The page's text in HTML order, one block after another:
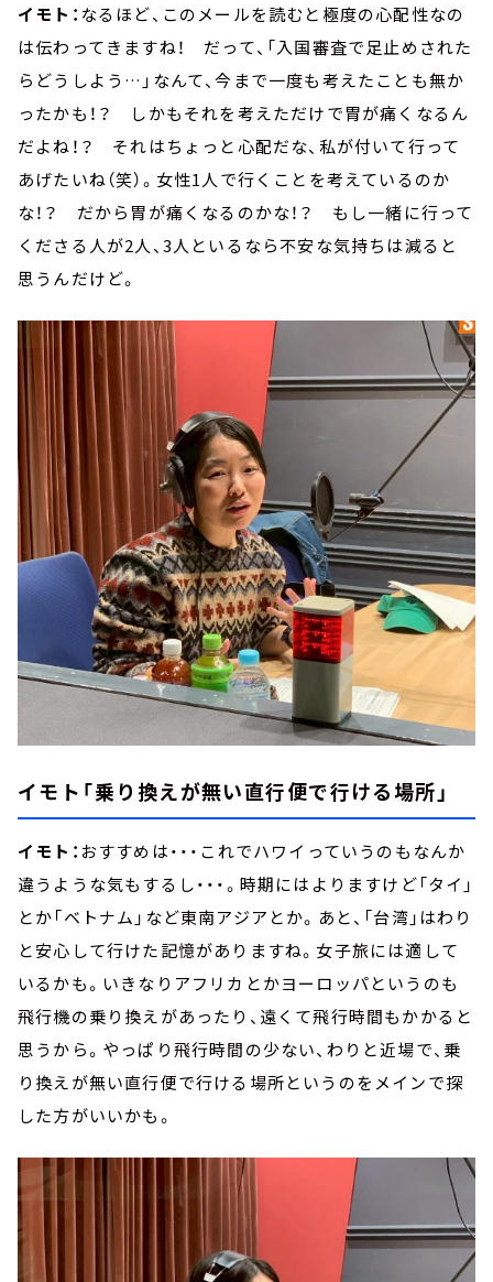
イモト： なるほど、このメールを読むと極度の心配性なの
は伝わってきますね！ だって、「入国審査で足止めされた
らどうしよう…」なんて、今まで一度も考えたことも無か
ったかも！？ しかもそれを考えただけで胃が痛くなるん
だよね！？ それはちょっと心配だな、私が付いて行って
あげたいね（笑）。女性1人で行くことを考えているのか
な！？ だから胃が痛くなるのかな！？ もし一緒に行って
くださる人が2人、3人といるなら不安な気持ちは減ると
思うんだけど。
イモト「乗り換えが無い直行便で行ける場所」
イモト： おすすめは・・・これでハワイっていうのもなんか
違うような気もするし・・・。時期にはよりますけど「タイ」
とか「ベトナム」など東南アジアとか。あと、「台湾」はわり
と安心して行けた記憶がありますね。女子旅には適して
いるかも。いきなりアフリカとかヨーロッパというのも
飛行機の乗り換えがあったり、遠くて飛行時間もかかると
思うから。やっぱり飛行時間の少ない、わりと近場で、乗
り換えが無い直行便で行ける場所というのをメインで探
した方がいいかも。